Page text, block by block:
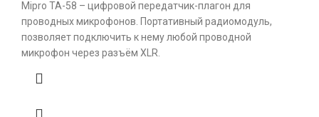
Mipro TA-58 – цифровой передатчик-плагон для
проводных микрофонов. Портативный радиомодуль,
позволяет подключить к нему любой проводной
микрофон через разъём XLR.